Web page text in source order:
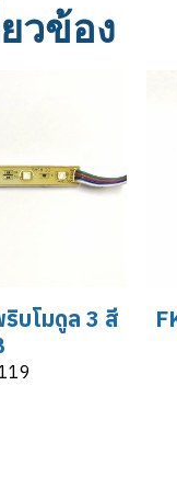
วข้อง
บโมดูล 3 สี